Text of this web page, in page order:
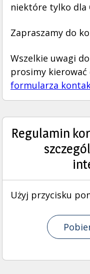
niektóre tylko dla
Zapraszamy do
Wszelkie uwagi
prosimy kierować
formularza
Regulamin
Użyj przycisku